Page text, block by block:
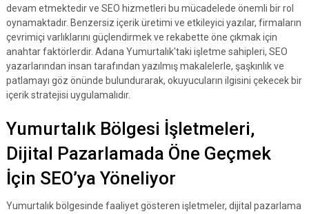
devam etmektedir ve SEO hizmetleri bu mücadelede önemli bir rol
oynamaktadır. Benzersiz içerik üretimi ve etkileyici yazılar, firmaların
çevrimiçi varlıklarını güçlendirmek ve rekabette öne çıkmak için
anahtar faktörlerdir. Adana Yumurtalık'taki işletme sahipleri, SEO
yazarlarından insan tarafından yazılmış makalelerle, şaşkınlık ve
patlamayı göz önünde bulundurarak, okuyucuların ilgisini çekecek bir
içerik stratejisi uygulamalıdır.
Yumurtalık Bölgesi İşletmeleri,
Dijital Pazarlamada Öne Geçmek
İçin SEO’ya Yöneliyor
Yumurtalık bölgesinde faaliyet gösteren işletmeler, dijital pazarlama